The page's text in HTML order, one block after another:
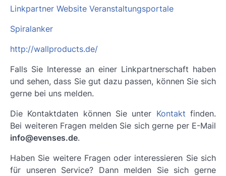
Linkpartner Website Veranstaltungsportale
Spiralanker
http://wallproducts.de/
Falls Sie Interesse an einer Linkpartnerschaft haben
und sehen, dass Sie gut dazu passen, können Sie sich
gerne bei uns melden.
Die Kontaktdaten können Sie unter Kontakt finden.
Bei weiteren Fragen melden Sie sich gerne per E-Mail
info@evenses.de.
Haben Sie weitere Fragen oder interessieren Sie sich
für unseren Service? Dann melden Sie sich gerne